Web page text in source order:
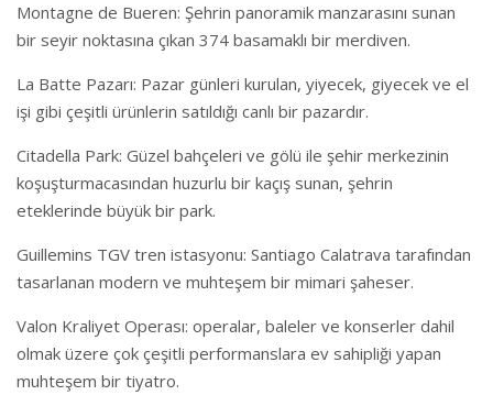
Montagne de Bueren: Şehrin panoramik manzarasını sunan
bir seyir noktasına çıkan 374 basamaklı bir merdiven.
La Batte Pazarı: Pazar günleri kurulan, yiyecek, giyecek ve el
işi gibi çeşitli ürünlerin satıldığı canlı bir pazardır.
Citadella Park: Güzel bahçeleri ve gölü ile şehir merkezinin
koşuşturmacasından huzurlu bir kaçış sunan, şehrin
eteklerinde büyük bir park.
Guillemins TGV tren istasyonu: Santiago Calatrava tarafından
tasarlanan modern ve muhteşem bir mimari şaheser.
Valon Kraliyet Operası: operalar, baleler ve konserler dahil
olmak üzere çok çeşitli performanslara ev sahipliği yapan
muhteşem bir tiyatro.